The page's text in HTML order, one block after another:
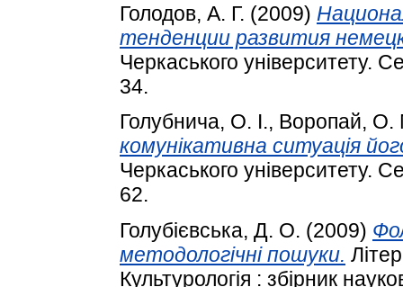
Голодов, А. Г. (2009)
тенденции развития
Черкаського університету.
34.
Голубнича, О. І., Воропай, О.
комунікативна ситуація
Черкаського університету.
62.
Голубієвська, Д. О. (2009)
методологічні пошуки.
Культурологія : збірник